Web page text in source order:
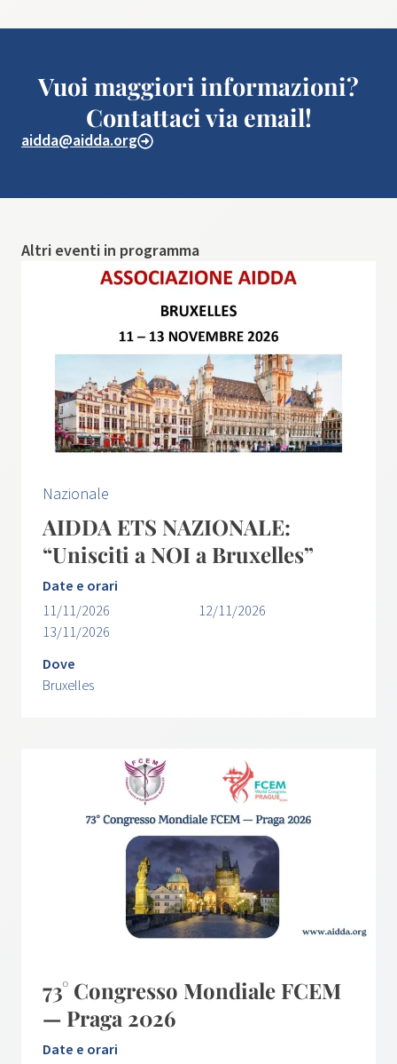
Vuoi maggiori informazioni?
Contattaci via email!
aidda@aidda.org
Altri eventi in programma
Nazionale
AIDDA ETS NAZIONALE:
“Unisciti a NOI a Bruxelles”
Date e orari
11/11/2026
12/11/2026
13/11/2026
Dove
Bruxelles
73° Congresso Mondiale FCEM
— Praga 2026
Date e orari